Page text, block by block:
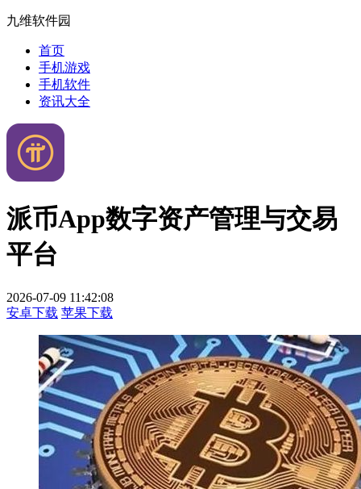
九维软件园
首页
手机游戏
手机软件
资讯大全
派币App数字资产管理与交易
平台
2026-07-09 11:42:08
安卓下载 苹果下载